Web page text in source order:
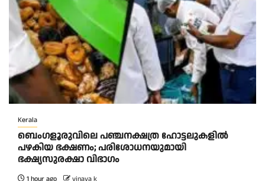
Kerala
ബെംഗളൂരുവിലെ പഞ്ചനക്ഷത്ര ഹോട്ടലുകളിൽ
പഴകിയ ഭക്ഷണം; പരിശോധനയുമായി
ഭക്ഷ്യസുരക്ഷാ വിഭാഗം
1 hour ago vinaya k